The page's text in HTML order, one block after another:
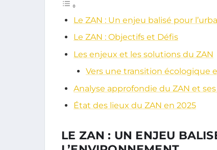
Le ZAN : Un enjeu balisé pour
Le ZAN : Objectifs et Défis
Les enjeux et les solutions du ZAN
Vers une transition écologique
Analyse approfondie du ZAN et
État des lieux du ZAN en 2025
LE ZAN : UN ENJEU